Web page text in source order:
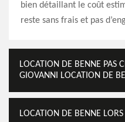
bien détaillant le coût
reste sans frais et pas
LOCATION DE BENNE PAS
GIOVANNI LOCATION DE
LOCATION DE BENNE